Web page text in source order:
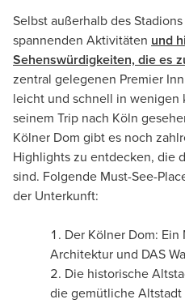
Selbst außerhalb des
spannenden Aktivitäten und
Sehenswürdigkeiten, die es
zentral gelegenen Premier
leicht und schnell in wenigen
seinem Trip nach Köln
Kölner Dom gibt es noch
Highlights zu entdecken, die
sind. Folgende Must-See-
der Unterkunft:
Der Kölner Dom:
Architektur und DAS
Die historische
die gemütliche